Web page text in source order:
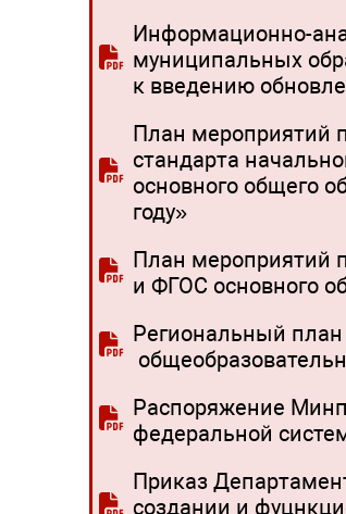
Информационно-
муниципальных
к введению
План мероприятий
стандарта
основного общего
году»
План мероприятий
и ФГОС основного
Региональный
Распоряжение
федеральной
Приказ
создании и